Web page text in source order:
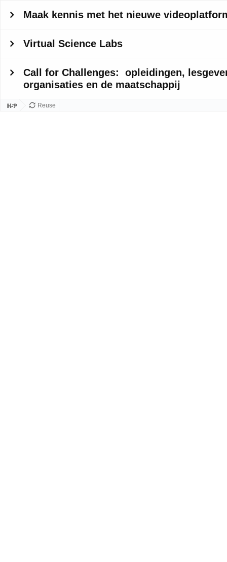
Maak kennis met het nieuwe
Virtual Science Labs
Call for Challenges: opleidingen,
organisaties en de maatschappij
Reuse